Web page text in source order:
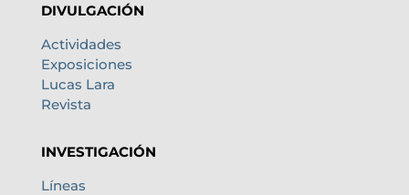
DIVULGACIÓN
Actividades
Exposiciones
Lucas Lara
Revista
INVESTIGACIÓN
Líneas